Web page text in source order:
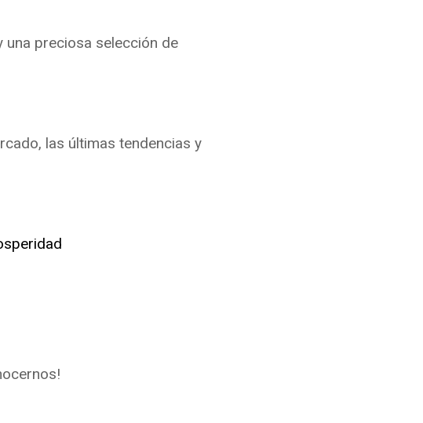
una preciosa selección de
las últimas tendencias y